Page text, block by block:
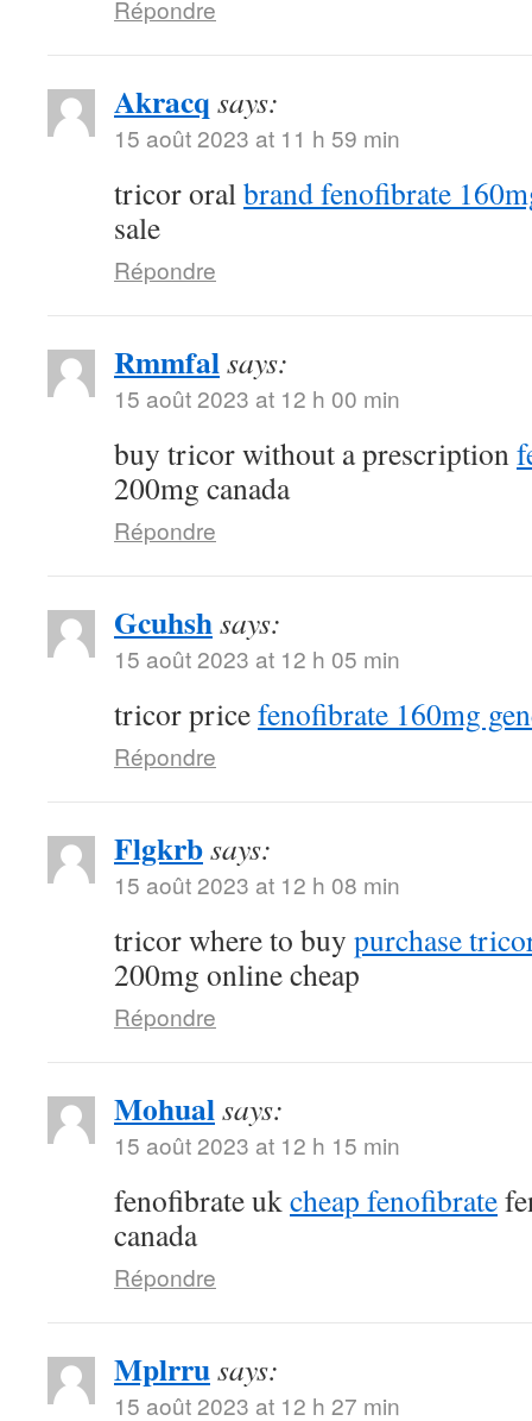
Répondre
Akracq says:
15 août 2023 at 11 h 59 min
tricor oralbrand fenofibrate
sale
Répondre
Rmmfalsays:
15 août 2023 at 12 h 00 min
buy tricor without a prescription
200mg canada
Répondre
Gcuhshsays:
15 août 2023 at 12 h 05 min
tricor pricefenofibrate 160mg
Répondre
Flgkrbsays:
15 août 2023 at 12 h 08 min
tricor where to buy purchase
200mg online cheap
Répondre
Mohualsays:
15 août 2023 at 12 h 15 min
fenofibrate ukcheap fenofibrate
canada
Répondre
Mplrrusays:
15 août 2023 at 12 h 27 min